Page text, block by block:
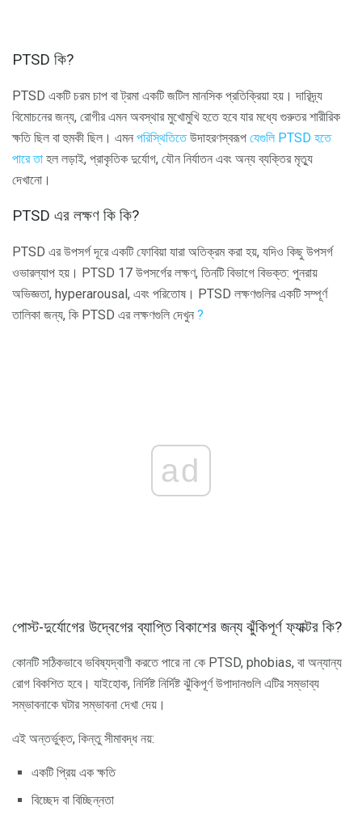
PTSD কি?
PTSD একটি চরম চাপ বা ট্রমা একটি জটিল মানসিক প্রতিক্রিয়া হয়। দারিদ্র্য
বিমোচনের জন্য, রোগীর এমন অবস্থার মুখোমুখি হতে হবে যার মধ্যে গুরুতর শারীরিক
ক্ষতি ছিল বা হুমকী ছিল। এমন পরিস্থিতিতেউদাহরণস্বরূপ যেগুলি PTSD হতে
পারে তা হল লড়াই, প্রাকৃতিক দুর্যোগ, যৌন নির্যাতন এবং অন্য ব্যক্তির মৃত্যু
দেখানো।
PTSD এর লক্ষণ কি কি?
PTSD এর উপসর্গ দূরে একটি ফোবিয়া যারা অতিক্রম করা হয়, যদিও কিছু উপসর্গ
ওভারল্যাপ হয়। PTSD 17 উপসর্গের লক্ষণ, তিনটি বিভাগে বিভক্ত: পুনরায়
অভিজ্ঞতা, hyperarousal, এবং পরিতোষ। PTSD লক্ষণগুলির একটি সম্পূর্ণ
তালিকা জন্য, কি PTSD এর লক্ষণগুলি দেখুন ?
ad
পোস্ট-দুর্যোগের উদ্বেগের ব্যাপ্তি বিকাশের জন্য ঝুঁকিপূর্ণ ফ্যাক্টর কি?
কোনটি সঠিকভাবে ভবিষ্যদ্বাণী করতে পারে না কে PTSD, phobias, বা অন্যান্য
রোগ বিকশিত হবে। যাইহোক, নির্দিষ্ট নির্দিষ্ট ঝুঁকিপূর্ণ উপাদানগুলি এটির সম্ভাব্য
সম্ভাবনাকে ঘটার সম্ভাবনা দেখা দেয়।
এই অন্তর্ভুক্ত, কিন্তু সীমাবদ্ধ নয়:
একটি প্রিয় এক ক্ষতি
বিচ্ছেদ বা বিচ্ছিন্নতা